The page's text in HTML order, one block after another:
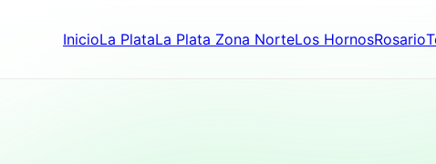
InicioLa PlataLa Plata Zona NorteLos HornosRosario